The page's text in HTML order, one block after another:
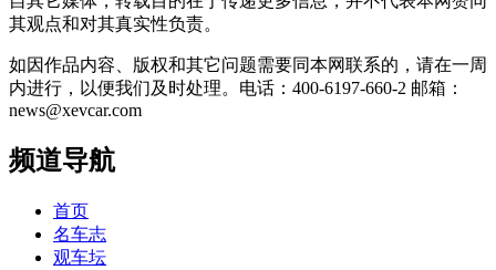
其观点和对其真实性负责。
如因作品内容、版权和其它问题需要同本网联系的，请在一周
内进行，以便我们及时处理。电话：400-6197-660-2 邮箱：
news@xevcar.com
频道导航
首页
名车志
观车坛